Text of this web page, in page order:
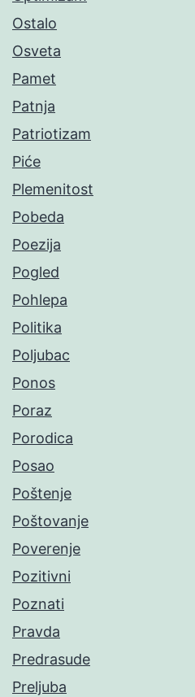
Ostalo
Osveta
Pamet
Patnja
Patriotizam
Piće
Plemenitost
Pobeda
Poezija
Pogled
Pohlepa
Politika
Poljubac
Ponos
Poraz
Porodica
Posao
Poštenje
Poštovanje
Poverenje
Pozitivni
Poznati
Pravda
Predrasude
Preljuba